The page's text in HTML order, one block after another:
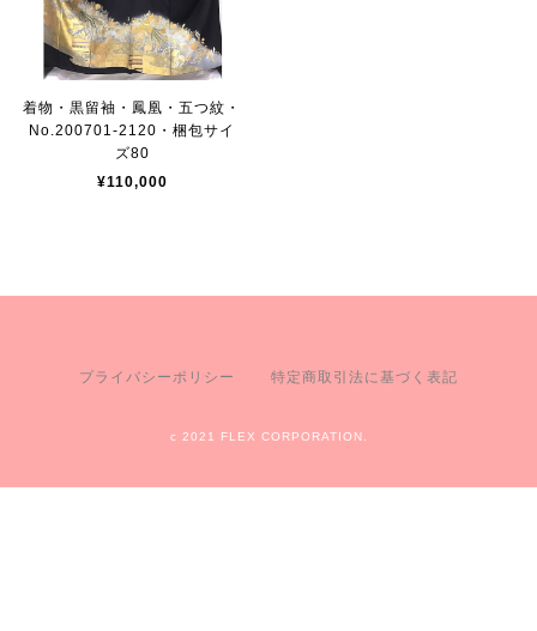
着物・黒留袖・鳳凰・五つ紋・
No.200701-2120・梱包サイ
ズ80
¥110,000
プライバシーポリシー 特定商取引法に基づく表記
c 2021 FLEX CORPORATION.